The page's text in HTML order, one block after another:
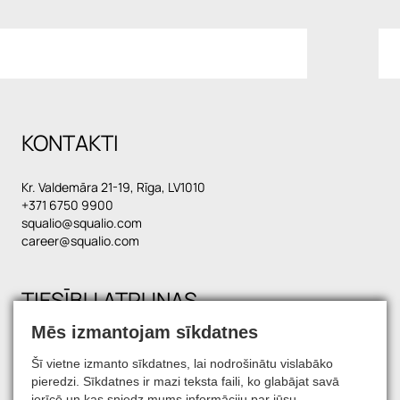
KONTAKTI
Kr. Valdemāra 21-19, Rīga, LV1010
+371 6750 9900
squalio@squalio.com
career@squalio.com
TIESĪBU ATRUNAS
SATIECIET MŪS SOCIĀLAJOS TĪKLOS
Mēs izmantojam sīkdatnes
Šī vietne izmanto sīkdatnes, lai nodrošinātu vislabāko
pieredzi. Sīkdatnes ir mazi teksta faili, ko glabājat savā